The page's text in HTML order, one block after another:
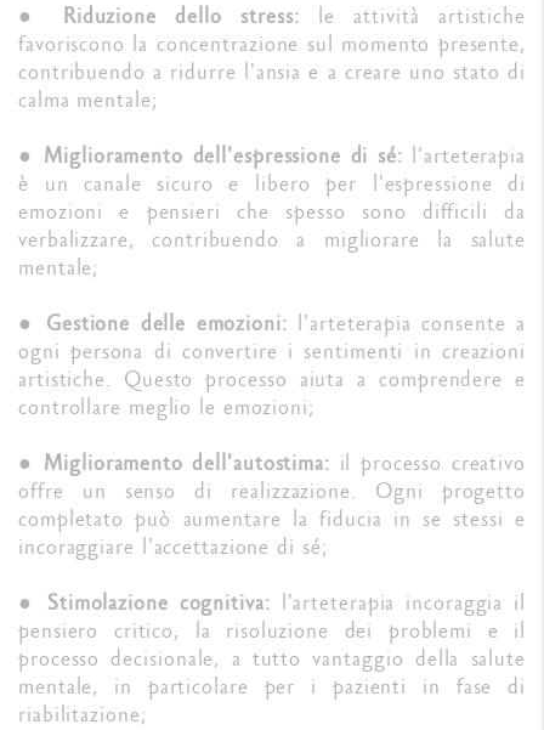
● Riduzione dello stress: le attività artistiche
favoriscono la concentrazione sul momento presente,
contribuendo a ridurre l'ansia e a creare uno stato di
calma mentale;
● Miglioramento dell'espressione di sé: l’arteterapia
è un canale sicuro e libero per l'espressione di
emozioni e pensieri che spesso sono difficili da
verbalizzare, contribuendo a migliorare la salute
mentale;
● Gestione delle emozioni: l'arteterapia consente a
ogni persona di convertire i sentimenti in creazioni
artistiche. Questo processo aiuta a comprendere e
controllare meglio le emozioni;
● Miglioramento dell'autostima: il processo creativo
offre un senso di realizzazione. Ogni progetto
completato può aumentare la fiducia in se stessi e
incoraggiare l'accettazione di sé;
● Stimolazione cognitiva: l'arteterapia incoraggia il
pensiero critico, la risoluzione dei problemi e il
processo decisionale, a tutto vantaggio della salute
mentale, in particolare per i pazienti in fase di
riabilitazione;